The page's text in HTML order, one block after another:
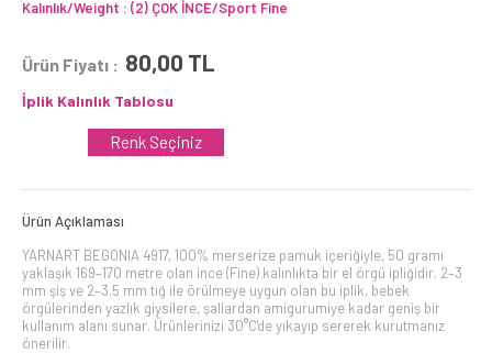
Kalınlık/Weight : (2) ÇOK İNCE/Sport Fine
Ürün Fiyatı : 80,00 TL
İplik Kalınlık Tablosu
Renk Seçiniz
Ürün Açıklaması
YARNART BEGONIA 4917, 100% merserize pamuk içeriğiyle, 50 gramı
yaklaşık 169–170 metre olan ince (Fine) kalınlıkta bir el örgü ipliğidir. 2–3
mm şiş ve 2–3.5 mm tığ ile örülmeye uygun olan bu iplik, bebek
örgülerinden yazlık giysilere, şallardan amigurumiye kadar geniş bir
kullanım alanı sunar. Ürünlerinizi 30°C'de yıkayıp sererek kurutmanız
önerilir.